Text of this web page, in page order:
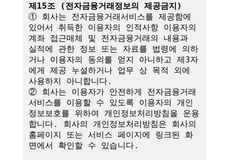
제15조 (전자금융거래정보의 제공금지)
① 회사는 전자금융거래서비스를 제공함에
있어서 취득한 이용자의 인적사항 이용자의
계좌 접근매체 및 전자금융거래의 내용과
실적에 관한 정보 또는 자료를 법령에 의하
거나 이용자의 동의를 얻지 아니하고 제3자
에게 제공 누설하거나 업무 상 목적 외에
사용하지 아니합니다.
② 회사는 이용자가 안전하게 전자금융거래
서비스를 이용할 수 있도록 이용자의 개인
정보보호를 위하여 개인정보처리방침을 운용
합니다. 회사의 개인정보처리방침은 회사의
홈페이지 또는 서비스 페이지에 링크된 화
면에서 확인할 수 있습니다.